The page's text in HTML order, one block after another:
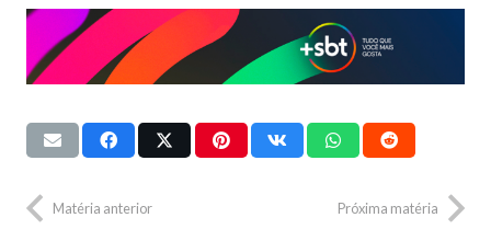
Matéria anterior Próxima matéria